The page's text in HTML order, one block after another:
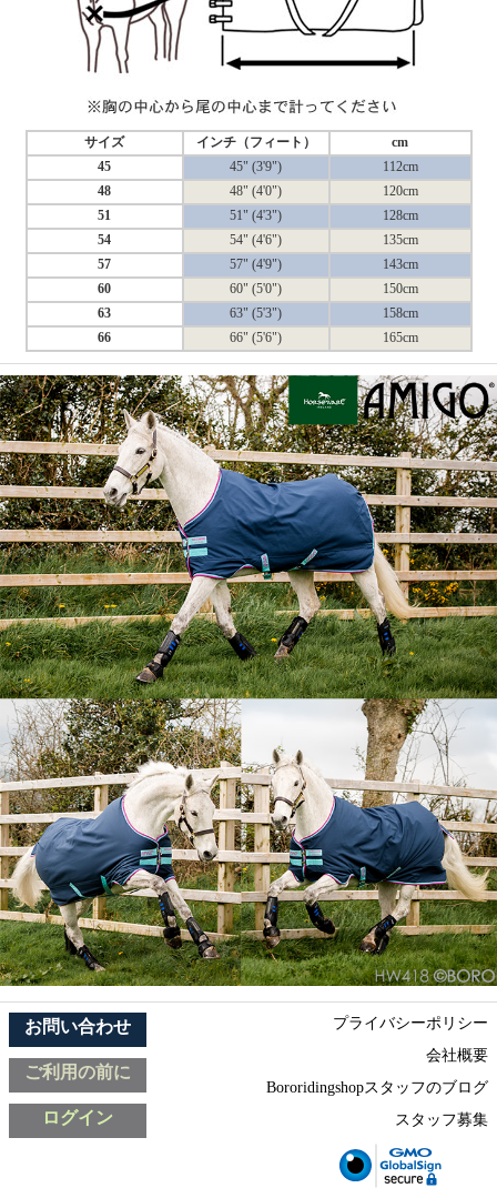
サイズ インチ（フィート）
cm
45
45" (3'9")
112cm
48
48" (4'0")
120cm
51
51" (4'3")
128cm
54
54" (4'6")
135cm
57
57" (4'9")
143cm
60
60" (5'0")
150cm
63
63" (5'3")
158cm
66
66" (5'6") 165cm
お問い合わせ
ご利用の前に
ログイン
プライバシーポリシー
会社概要
Bororidingshopスタッフのブログ
スタッフ募集